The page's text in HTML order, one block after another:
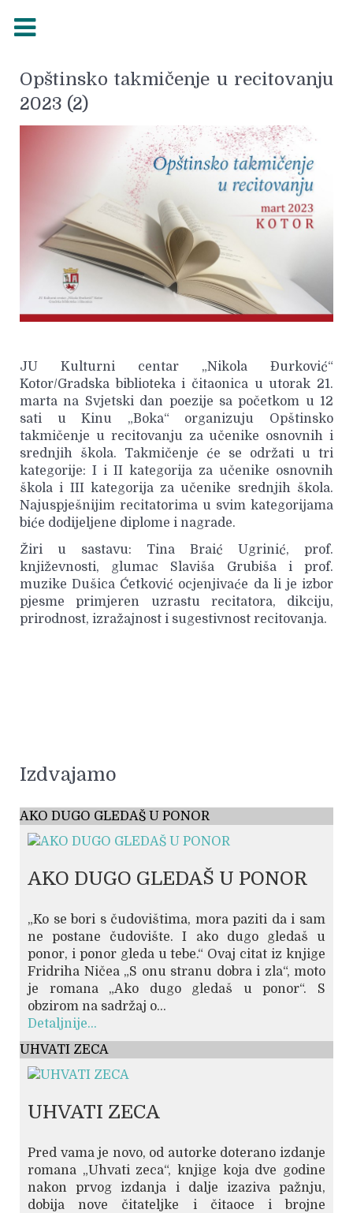
Opštinsko takmičenje u recitovanju
2023 (2)
JU Kulturni centar „Nikola Đurković“
Kotor/Gradska biblioteka i čitaonica u utorak 21.
marta na Svjetski dan poezije sa početkom u 12
sati u Kinu „Boka“ organizuju Opštinsko
takmičenje u recitovanju za učenike osnovnih i
srednjih škola. Takmičenje će se održati u tri
kategorije: I i II kategorija za učenike osnovnih
škola i III kategorija za učenike srednjih škola.
Najuspješnijim recitatorima u svim kategorijama
biće dodijeljene diplome i nagrade.
Žiri u sastavu: Tina Braić Ugrinić, prof.
književnosti, glumac Slaviša Grubiša i prof.
muzike Dušica Ćetković ocjenjivaće da li je izbor
pjesme primjeren uzrastu recitatora, dikciju,
prirodnost, izražajnost i sugestivnost recitovanja.
Izdvajamo
AKO DUGO GLEDAŠ U PONOR
AKO DUGO GLEDAŠ U PONOR
„Ko se bori s čudovištima, mora paziti da i sam
ne postane čudovište. I ako dugo gledaš u
ponor, i ponor gleda u tebe.“ Ovaj citat iz knjige
Fridriha Ničea „S onu stranu dobra i zla“, moto
je romana „Ako dugo gledaš u ponor“. S
obzirom na sadržaj o...
Detaljnije...
UHVATI ZECA
UHVATI ZECA
Pred vama je novo, od autorke doterano izdanje
romana „Uhvati zeca“, knjige koja dve godine
nakon prvog izdanja i dalje izaziva pažnju,
dobija nove čitateljke i čitaoce i brojne